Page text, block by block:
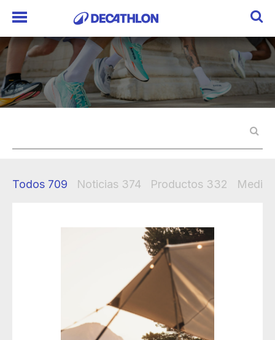
Todos 709 Noticias 374 Productos 332